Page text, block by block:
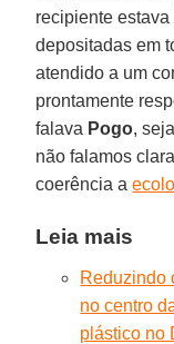
recipiente
depositadas em
atendido a um
prontamente
falava Pogo,
não falamos
coerência a
Leia mais
Reduzindo
no centro
plástico no